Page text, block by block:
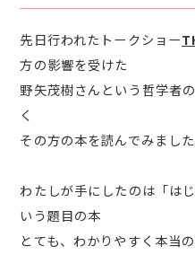
先日行われたトークショー
方の影響を受けた
野矢茂樹さんという哲学者
く
その方の本を読んでみました
わたしが手にしたのは「は
いう題目の本
とても、わかりやすく本当